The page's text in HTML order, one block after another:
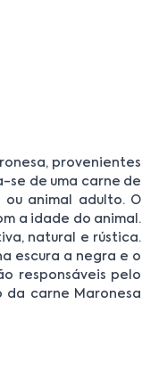
provenientes
se de uma carne de
animal adulto. O
a idade do animal.
natural e rústica.
escura a negra e o
responsáveis pelo
da carne Maronesa